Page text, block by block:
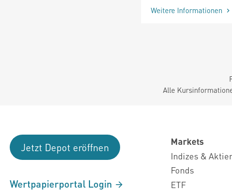
Weitere Informationen
Alle
Jetzt Depot eröffnen
Wertpapierportal Login
Markets
Indizes &
Fonds
ETF